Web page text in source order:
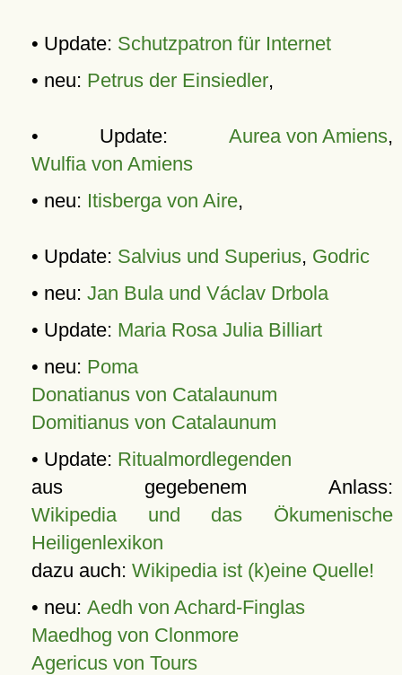
• Update: Schutzpatron für Internet
• neu: Petrus der Einsiedler,
• Update: Aurea von Amiens,
Wulfia von Amiens
• neu: Itisberga von Aire,
• Update: Salvius und Superius, Godric
• neu: Jan Bula und Václav Drbola
• Update: Maria Rosa Julia Billiart
• neu: Poma
Donatianus von Catalaunum
Domitianus von Catalaunum
• Update: Ritualmordlegenden
aus gegebenem Anlass:
Wikipedia und das Ökumenische
Heiligenlexikon
dazu auch: Wikipedia ist (k)eine Quelle!
• neu: Aedh von Achard-Finglas
Maedhog von Clonmore
Agericus von Tours